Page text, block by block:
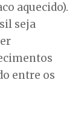
aquecido).
seja
entre os